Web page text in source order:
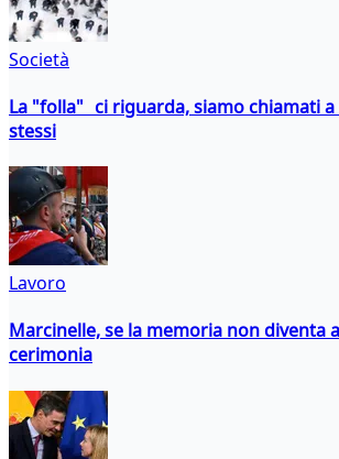
Società
La "folla" ci riguarda, siamo chiamati
stessi
Lavoro
Marcinelle, se la memoria non diventa
cerimonia